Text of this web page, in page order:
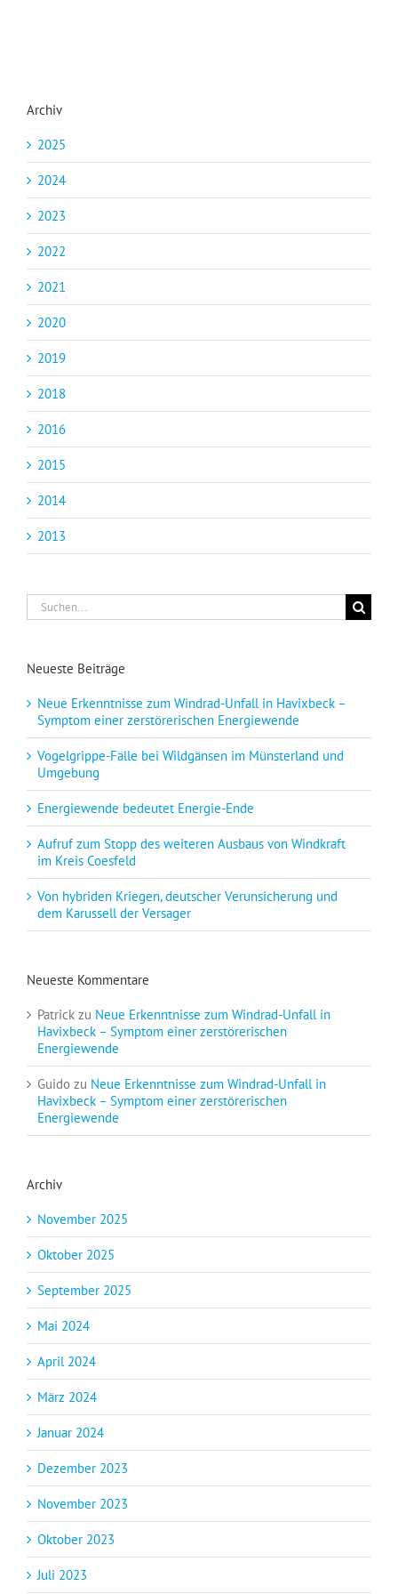
Archiv
2025
2024
2023
2022
2021
2020
2019
2018
2016
2015
2014
2013
Suche
nach:
Neueste Beiträge
Neue Erkenntnisse zum Windrad-Unfall in Havixbeck –
Symptom einer zerstörerischen Energiewende
Vogelgrippe-Fälle bei Wildgänsen im Münsterland und
Umgebung
Energiewende bedeutet Energie-Ende
Aufruf zum Stopp des weiteren Ausbaus von Windkraft
im Kreis Coesfeld
Von hybriden Kriegen, deutscher Verunsicherung und
dem Karussell der Versager
Neueste Kommentare
Patrick zu Neue Erkenntnisse zum Windrad-Unfall in
Havixbeck – Symptom einer zerstörerischen
Energiewende
Guido zu Neue Erkenntnisse zum Windrad-Unfall in
Havixbeck – Symptom einer zerstörerischen
Energiewende
Archiv
November 2025
Oktober 2025
September 2025
Mai 2024
April 2024
März 2024
Januar 2024
Dezember 2023
November 2023
Oktober 2023
Juli 2023